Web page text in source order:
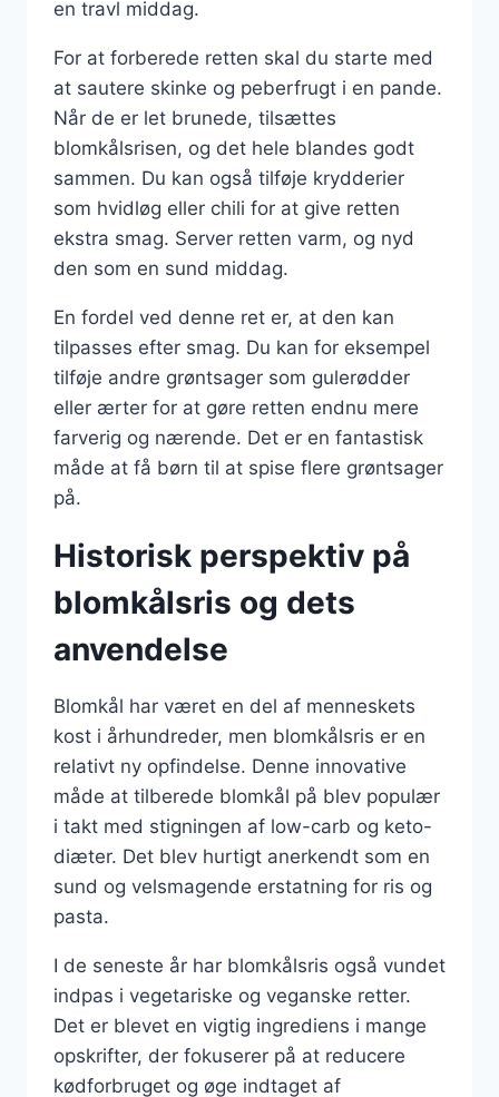
en travl middag.
For at forberede retten skal du starte med
at sautere skinke og peberfrugt i en pande.
Når de er let brunede, tilsættes
blomkålsrisen, og det hele blandes godt
sammen. Du kan også tilføje krydderier
som hvidløg eller chili for at give retten
ekstra smag. Server retten varm, og nyd
den som en sund middag.
En fordel ved denne ret er, at den kan
tilpasses efter smag. Du kan for eksempel
tilføje andre grøntsager som gulerødder
eller ærter for at gøre retten endnu mere
farverig og nærende. Det er en fantastisk
måde at få børn til at spise flere grøntsager
på.
Historisk perspektiv på
blomkålsris og dets
anvendelse
Blomkål har været en del af menneskets
kost i århundreder, men blomkålsris er en
relativt ny opfindelse. Denne innovative
måde at tilberede blomkål på blev populær
i takt med stigningen af low-carb og keto-
diæter. Det blev hurtigt anerkendt som en
sund og velsmagende erstatning for ris og
pasta.
I de seneste år har blomkålsris også vundet
indpas i vegetariske og veganske retter.
Det er blevet en vigtig ingrediens i mange
opskrifter, der fokuserer på at reducere
kødforbruget og øge indtaget af